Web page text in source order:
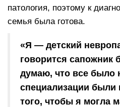
патология, поэтому к
семья была готова.
«Я — детский
говорится сапожник
думаю, что все было
специализации были
того, чтобы я могла